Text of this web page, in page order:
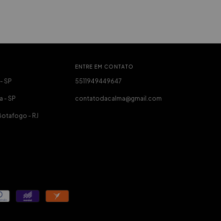
SP
- SP
- RJ
ENTRE EM CONTATO
5511949449647
contatodacalma@gmail.com